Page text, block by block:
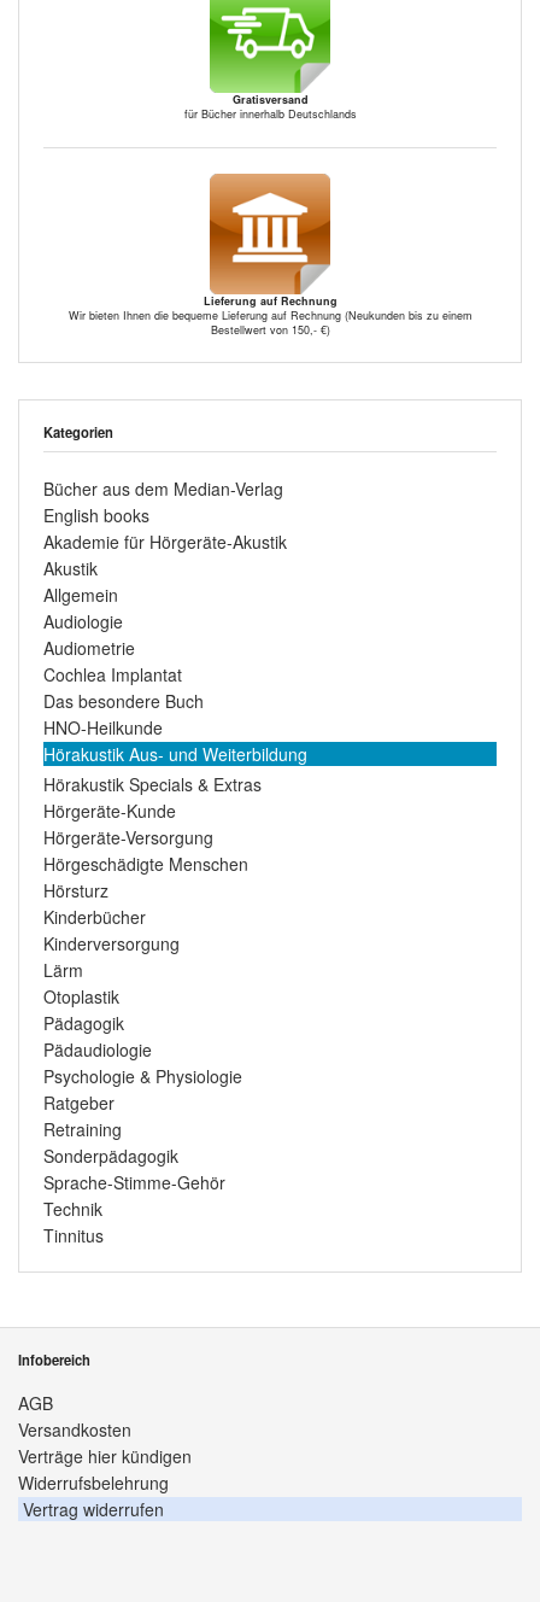
Gratisversand
für Bücher innerhalb Deutschlands
Lieferung auf Rechnung
Wir bieten Ihnen die bequeme Lieferung auf Rechnung (Neukunden bis zu einem
Bestellwert von 150,- €)
Kategorien
Bücher aus dem Median-Verlag
English books
Akademie für Hörgeräte-Akustik
Akustik
Allgemein
Audiologie
Audiometrie
Cochlea Implantat
Das besondere Buch
HNO-Heilkunde
Hörakustik Aus- und Weiterbildung
Hörakustik Specials & Extras
Hörgeräte-Kunde
Hörgeräte-Versorgung
Hörgeschädigte Menschen
Hörsturz
Kinderbücher
Kinderversorgung
Lärm
Otoplastik
Pädagogik
Pädaudiologie
Psychologie & Physiologie
Ratgeber
Retraining
Sonderpädagogik
Sprache-Stimme-Gehör
Technik
Tinnitus
Infobereich
AGB
Versandkosten
Verträge hier kündigen
Widerrufsbelehrung
Vertrag widerrufen